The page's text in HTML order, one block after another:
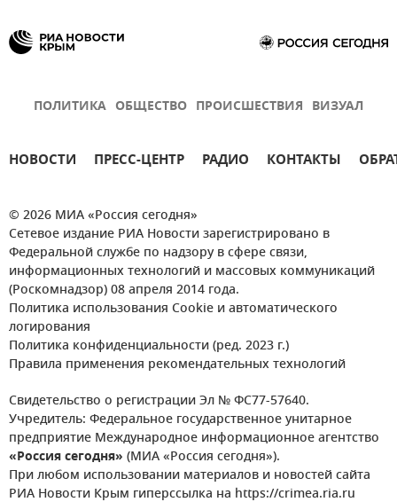
ПОЛИТИКА ОБЩЕСТВО ПРОИСШЕСТВИЯ ВИЗУАЛ
НОВОСТИ ПРЕСС-ЦЕНТР РАДИО КОНТАКТЫ
© 2026 МИА «Россия сегодня»
Сетевое издание РИА Новости зарегистрировано в
Федеральной службе по надзору в сфере связи,
информационных технологий и массовых коммуникаций
(Роскомнадзор) 08 апреля 2014 года.
Политика использования Cookie и автоматического
логирования
Политика конфиденциальности (ред. 2023 г.)
Правила применения рекомендательных технологий
Свидетельство о регистрации Эл № ФС77-57640.
Учредитель: Федеральное государственное унитарное
предприятие Международное информационное агентство
«Россия сегодня» (МИА «Россия сегодня»).
При любом использовании материалов и новостей сайта
РИА Новости Крым гиперссылка на https://crimea.ria.ru